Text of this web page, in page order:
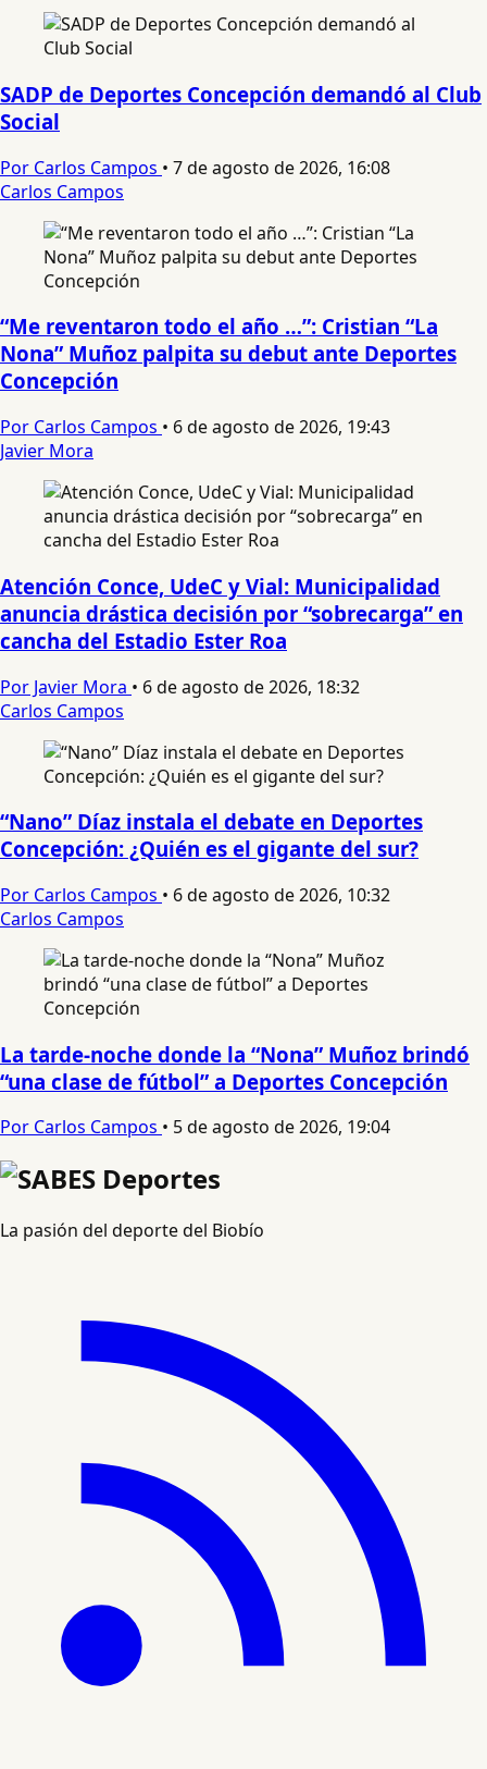
SADP de Deportes Concepción demandó al Club
Social
Por Carlos Campos • 7 de agosto de 2026, 16:08
Carlos Campos
“Me reventaron todo el año …”: Cristian “La
Nona” Muñoz palpita su debut ante Deportes
Concepción
Por Carlos Campos • 6 de agosto de 2026, 19:43
Javier Mora
Atención Conce, UdeC y Vial: Municipalidad
anuncia drástica decisión por “sobrecarga” en
cancha del Estadio Ester Roa
Por Javier Mora • 6 de agosto de 2026, 18:32
Carlos Campos
“Nano” Díaz instala el debate en Deportes
Concepción: ¿Quién es el gigante del sur?
Por Carlos Campos • 6 de agosto de 2026, 10:32
Carlos Campos
La tarde-noche donde la “Nona” Muñoz brindó
“una clase de fútbol” a Deportes Concepción
Por Carlos Campos • 5 de agosto de 2026, 19:04
La pasión del deporte del Biobío